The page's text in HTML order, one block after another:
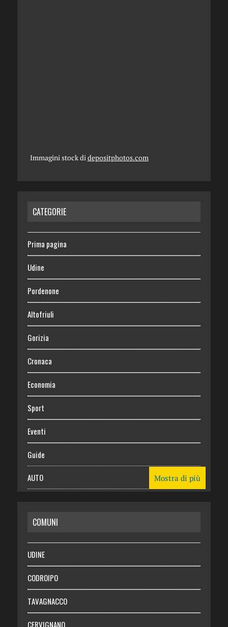
Immagini stock didepositphotos.com
CATEGORIE
Prima pagina
Udine
Pordenone
Altofriuli
Gorizia
Cronaca
Economia
Sport
Eventi
Guide
AUTO
RISPARMIO
SALUTE
Necrologie
Chi siamo
Abbonati
Mostra di più
COMUNI
UDINE
CODROIPO
TAVAGNACCO
CERVIGNANO